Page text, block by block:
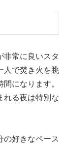
非常に良いスタ
人で焚き火を眺
になります。
れる夜は特別な
の好きなペース